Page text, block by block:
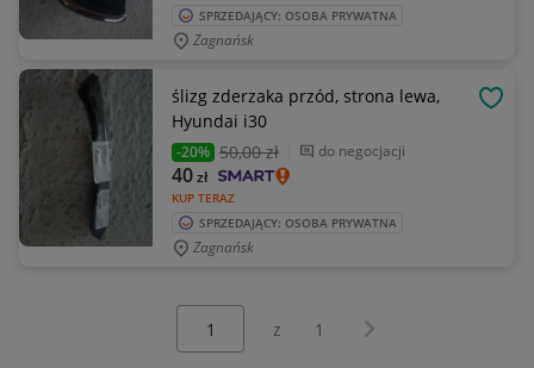
SPRZEDAJĄCY: OSOBA PRYWATNA
Zagnańsk
ślizg zderzaka przód, strona lewa,
Hyundai i30
-20% 50,00 zł do negocjacji
KUP TERAZ
40zł
SPRZEDAJĄCY: OSOBA PRYWATNA
Zagnańsk
z 1 Następna strona